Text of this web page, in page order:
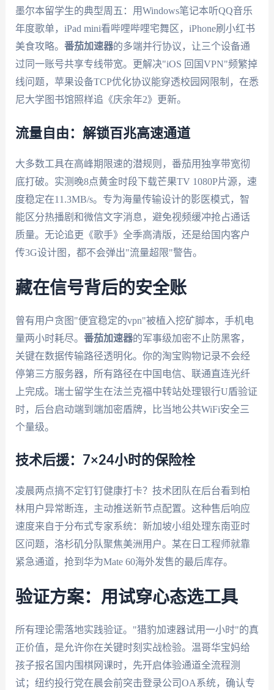
墨尔本留学生的典型周五：用Windows笔记本听QQ音乐
年度歌单，iPad mini看哔哩哔哩宅舞区，iPhone刷小红书
美食攻略。 番茄加速器的多端并行协议，让三个设备通
过同一账号共享专线带宽。更解决"iOS 回国VPN"频繁掉
线问题，苹果设备TCP优化协议能穿透校园网限制，在悉
尼大学图书馆照样追《庆余年2》更新。
流量自由：解锁百兆高速通道
大多数工具在高峰期限速的潜规则，番茄用独享带宽彻
底打破。实测晚8点黄金时段下载芒果TV 1080P片源，速
度稳定在11.3MB/s。专为海量传输设计的影医模式，智
能区分热播剧和微信文字消息，避免视频缓冲抢占通话
质量。无论追更《歌手》全季高清版，还是给国内客户
传3G设计图，都不会弹出"流量超限"警告。
藏在信号背后的安全账
曾有用户贪图"便宜稳定的vpn"被植入挖矿脚本，手机电
量两小时耗尽。 番茄加速器的军事级加密不止防黑客，
关键在数据传输路径透明化。你的淘宝购物记录不会经
停第三方服务器，所有路径在中国电信、联通直连光纤
上完成。瑞士留学生在法兰克福中转站处理银行U盾验证
时，后台启动端到端加密盾牌，比当地公共WiFi安全三
个量级。
技术后援：7×24小时的保险栓
凌晨两点搞不定钉钉健康打卡？技术团队在后台看到柏
林用户异常断连，主动推送新节点配置。这种售后响应
速度来自于分布式专家系统：新加坡小组处理东南亚时
区问题，洛杉矶分队聚焦美洲用户。某在日工程师就靠
紧急通道，抢到华为Mate 60海外发售的最后库存。
验证方案：用试穿心态选工具
所有理论需落地实践验证。"猎豹加速器试用一小时"的真
正价值，是允许你在关键时刻实战检验。温哥华宝妈给
孩子报名国内围棋网课时，先开启体验通道全流程测
试；纽约投行党在晨会前突击登录公司OA系统，确认专